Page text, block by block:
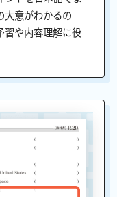
大意がわかるの
習や内容理解に役